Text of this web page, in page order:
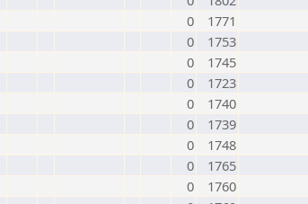
0
1771
0
1753
0
1745
0
1723
0
1740
0
1739
0
1748
0
1765
0
1760